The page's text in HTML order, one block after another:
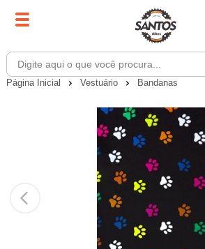
Página Inicial Vestuário Bandanas